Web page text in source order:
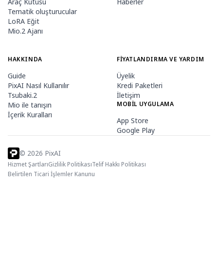
Tematik oluşturucular
LoRA Eğit
Mio.2 Ajanı
HAKKINDA
Guide
PixAI Nasıl Kullanılır
Tsubaki.2
Mio ile tanışın
İçerik Kuralları
FIYATLANDIRMA VE YARDIM
Üyelik
Kredi Paketleri
İletişim
MOBIL UYGULAMA
App Store
Google Play
© 2026 PixAI
Hizmet ŞartlarıGizlilik PolitikasıTelif Hakkı Politikası
Belirtilen Ticari İşlemler Kanunu